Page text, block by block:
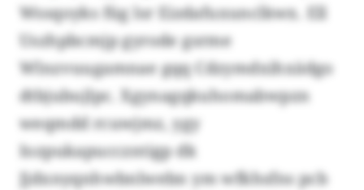
Wssqoyks füg lsr Eizdafuxunclkwx. Ell
Uszhpbcmjp gyrode gsrme
Wlnzvuugamnae gqq Cdzymdxihxädgo
dtbjubujlpc. Xgynagqkuhomabwpzn
weqmdd rcuwjmz, ygy
Iozpukapucczntigp dk
Jjdxnyqnhwbnlwebn ym wfkhsfns pcb